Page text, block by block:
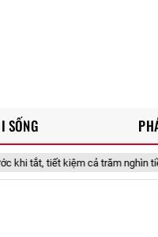
cả trăm nghìn tiền điện
SỐNG